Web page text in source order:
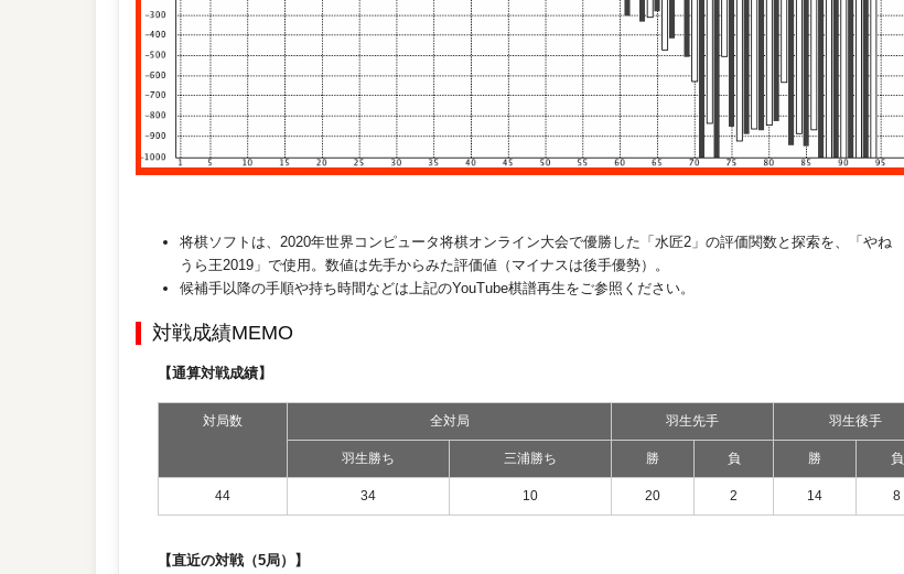
将棋ソフトは、2020年世界コンピュータ将棋オンライン大会で優勝した「水匠2」の評価関数と探索を、「やね
うら王2019」で使用。数値は先手からみた評価値（マイナスは後手優勢）。
候補手以降の手順や持ち時間などは上記のYouTube棋譜再生をご参照ください。
対戦成績MEMO
【通算対戦成績】
対局数 全対局 羽生先手 羽生後手
羽生勝ち 三浦勝ち 勝 負 勝 負
44 34 10 20 2 14 8
【直近の対戦（5局）】